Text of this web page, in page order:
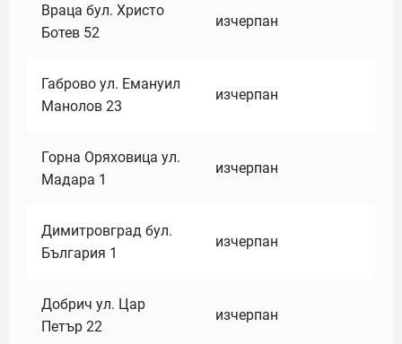
Враца бул. Христо
Ботев 52
изчерпан
Габрово ул. Емануил
Манолов 23
изчерпан
Горна Оряховица ул.
Мадара 1
изчерпан
Димитровград бул.
България 1
изчерпан
Добрич ул. Цар
Петър 22
изчерпан